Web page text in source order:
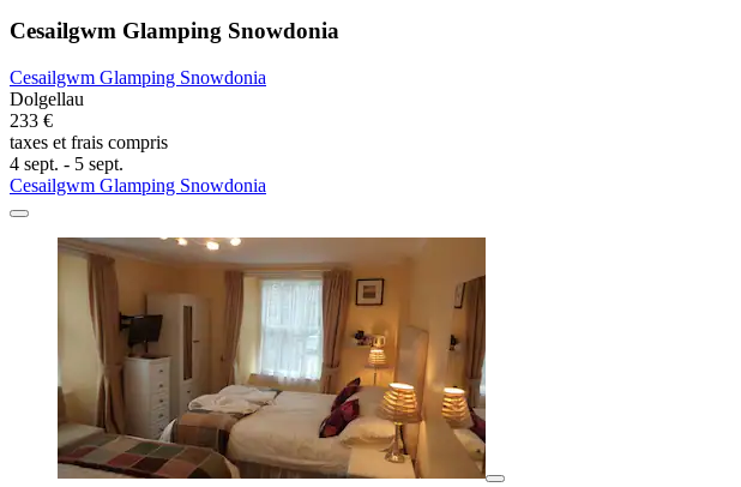
Cesailgwm Glamping Snowdonia
Cesailgwm Glamping Snowdonia
Dolgellau
233 €
taxes et frais compris
4 sept. - 5 sept.
Cesailgwm Glamping Snowdonia